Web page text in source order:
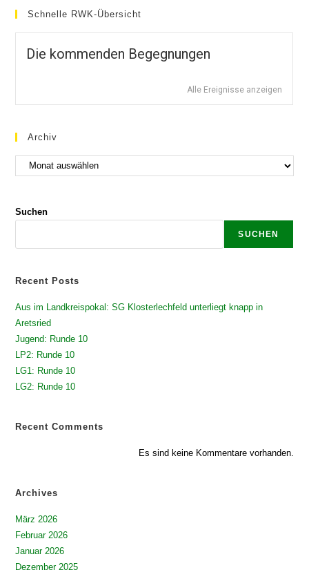
Schnelle RWK-Übersicht
Die kommenden Begegnungen
Alle Ereignisse anzeigen
Archiv
Suchen
SUCHEN
Recent Posts
Aus im Landkreispokal: SG Klosterlechfeld unterliegt knapp in
Aretsried
Jugend: Runde 10
LP2: Runde 10
LG1: Runde 10
LG2: Runde 10
Recent Comments
Es sind keine Kommentare vorhanden.
Archives
März 2026
Februar 2026
Januar 2026
Dezember 2025